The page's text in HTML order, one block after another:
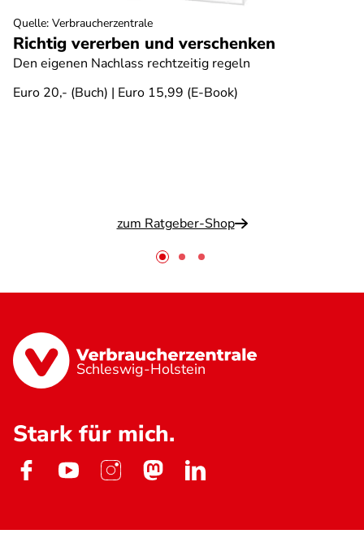
Richtig vererben und verschenken
Den eigenen Nachlass rechtzeitig regeln
Euro 20,- (Buch) | Euro 15,99 (E-Book)
zum Ratgeber-Shop
Quelle: Verbraucherzentrale
Schleswig-Holstein
Stark für mich.